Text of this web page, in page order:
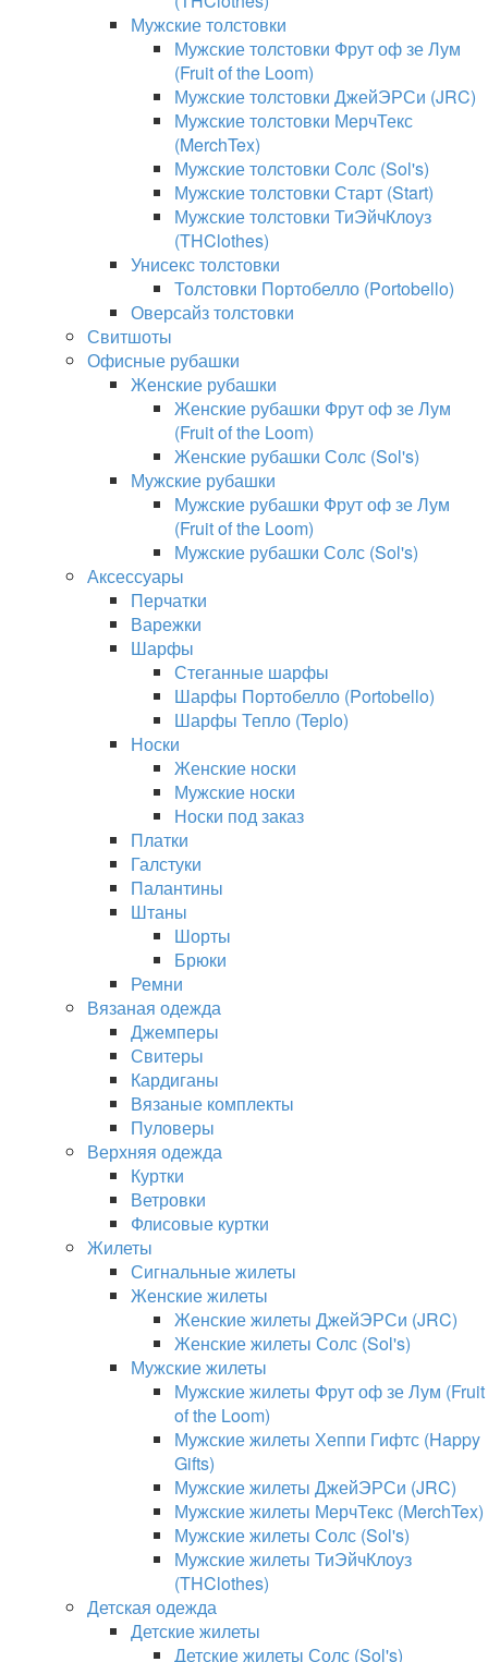
Мужские толстовки
Мужские толстовки Фрут оф зе Лум
(Fruit of the Loom)
Мужские толстовки ДжейЭРСи (JRC)
Мужские толстовки МерчТекс
(MerchTex)
Мужские толстовки Солс (Sol's)
Мужские толстовки Старт (Start)
Мужские толстовки ТиЭйчКлоуз
(THClothes)
Унисекс толстовки
Толстовки Портобелло (Portobello)
Оверсайз толстовки
Свитшоты
Офисные рубашки
Женские рубашки
Женские рубашки Фрут оф зе Лум
(Fruit of the Loom)
Женские рубашки Солс (Sol's)
Мужские рубашки
Мужские рубашки Фрут оф зе Лум
(Fruit of the Loom)
Мужские рубашки Солс (Sol's)
Аксессуары
Перчатки
Варежки
Шарфы
Стеганные шарфы
Шарфы Портобелло (Portobello)
Шарфы Тепло (Teplo)
Носки
Женские носки
Мужские носки
Носки под заказ
Платки
Галстуки
Палантины
Штаны
Шорты
Брюки
Ремни
Вязаная одежда
Джемперы
Свитеры
Кардиганы
Вязаные комплекты
Пуловеры
Верхняя одежда
Куртки
Ветровки
Флисовые куртки
Жилеты
Сигнальные жилеты
Женские жилеты
Женские жилеты ДжейЭРСи (JRC)
Женские жилеты Солс (Sol's)
Мужские жилеты
Мужские жилеты Фрут оф зе Лум (Fruit
of the Loom)
Мужские жилеты Хеппи Гифтс (Happy
Gifts)
Мужские жилеты ДжейЭРСи (JRC)
Мужские жилеты МерчТекс (MerchTex)
Мужские жилеты Солс (Sol's)
Мужские жилеты ТиЭйчКлоуз
(THClothes)
Детская одежда
Детские жилеты
Детские жилеты Солс (Sol's)